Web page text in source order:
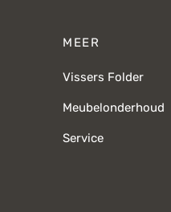
MEER
Vissers Folder
Meubelonderhoud
Service